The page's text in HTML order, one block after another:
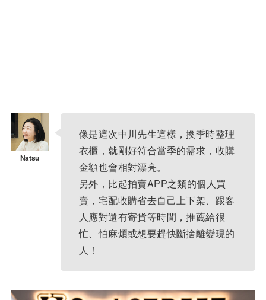
像是這次中川先生這樣，換季時整理
衣櫃，就剛好符合當季的需求，收購
金額也會相對漂亮。
另外，比起拍賣APP之類的個人買
賣，宅配收購省去自己上下架、跟客
人應對還有寄貨等時間，推薦給很
忙、怕麻煩或想要趕快斷捨離變現的
人！